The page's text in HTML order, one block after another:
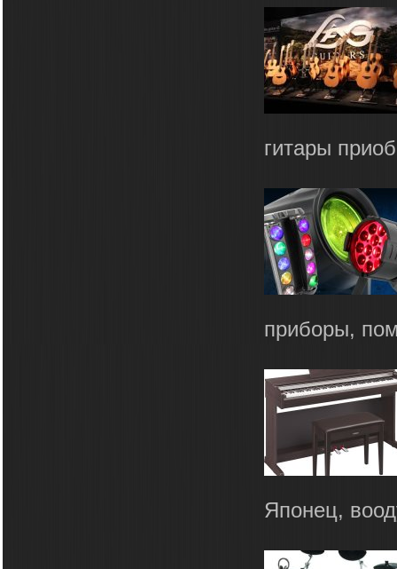
гитары
приборы,
Японец,